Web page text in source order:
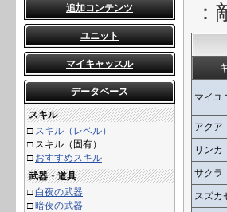
追加コンテンツ
ユニット
マイキャッスル
データベース
スキル
□ スキル（レベル）
□ スキル（固有）
□ おすすめスキル
武器・道具
□ 白夜の武器
□暗夜の武器
：
マイユ
アクア
リンカ
サクラ
スズカ